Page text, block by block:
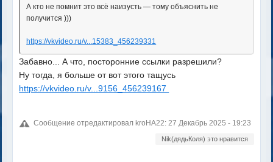
А кто не помнит это всё наизусть — тому объяснить не
получится )))
https://vkvideo.ru/v...15383_456239331
Забавно... А что, посторонние ссылки разрешили?
Ну тогда, я больше от вот этого тащусь
https://vkvideo.ru/v...9156_456239167
Сообщение отредактировал kroHA22: 27 Декабрь 2025 - 19:23
Nik(дядьКоля) это нравится